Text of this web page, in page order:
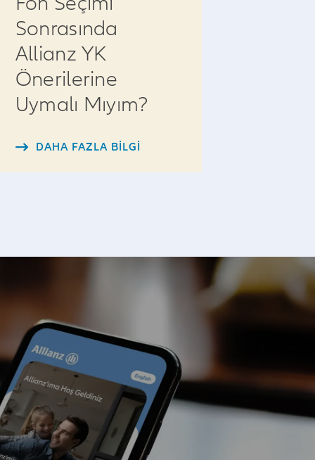
Sonrasında
Allianz YK
Önerilerine
Uymalı Mıyım?
DAHA FAZLA BILGI